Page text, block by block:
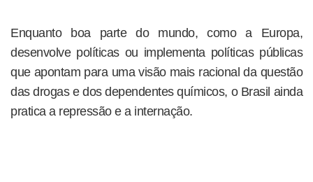
Enquanto boa parte do mundo, como a Europa,
desenvolve políticas ou implementa políticas públicas
que apontam para uma visão mais racional da questão
das drogas e dos dependentes químicos, o Brasil ainda
pratica a repressão e a internação.